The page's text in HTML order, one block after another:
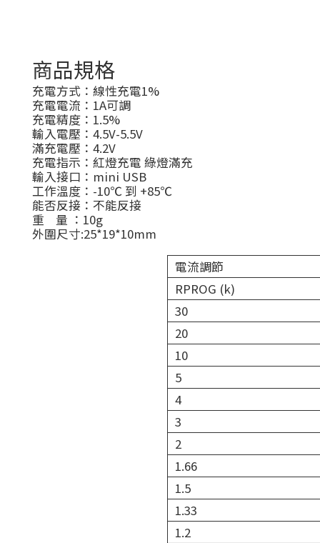
商品規格
充電方式：線性充電1%
充電電流：1A可調
充電精度：1.5%
輸入電壓：4.5V-5.5V
滿充電壓：4.2V
充電指示：紅燈充電 綠燈滿充
輸入接口：mini USB
工作溫度：-10℃ 到 +85℃
能否反接：不能反接
重 量 ：10g
外圍尺寸:25*19*10mm
電流調節
RPROG (k)
30
20
10
5
4
3
2
1.66
1.5
1.33
1.2